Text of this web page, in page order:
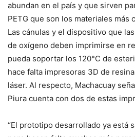
abundan en el país y que sirven
PETG que son los materiales más
Las cánulas y el dispositivo que
de oxígeno deben imprimirse en
pueda soportar los 120°C de
hace falta impresoras 3D de
láser. Al respecto, Machacuay
Piura cuenta con dos de estas
“El prototipo desarrollado ya está